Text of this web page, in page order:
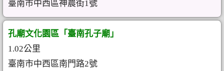
臺南市中西區神農街1號
孔廟文化園區「臺南孔子廟」
1.02公里
臺南市中西區南門路2號